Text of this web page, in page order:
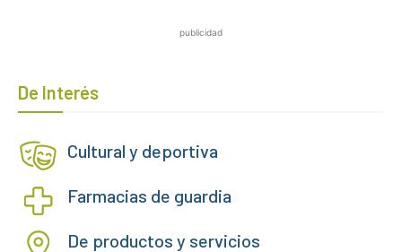
publicidad
De Interés
Cultural y deportiva
Farmacias de guardia
De productos y servicios